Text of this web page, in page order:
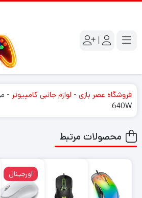
|
فروشگاه عصر بازی - لوازم جانبی کامپیوتر -
640W
محصولات مرتبط
اورجینال